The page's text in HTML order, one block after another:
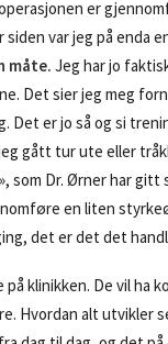
er
siden var jeg på
måte. Jeg har jo
Det sier jeg meg
Det er jo så og si
gått tur ute eller
som Dr. Ørner har
en liten
det er det det
på klinikken. De vil
Hvordan alt utvikler